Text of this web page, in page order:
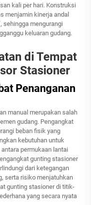
kali per hari. Konstruksi
menjamin kinerja andal
sehingga mengurangi
keluaran gudang.
di Tempat
Stasioner
Penanganan
manual merupakan salah
gudang. Pengangkat
beban fisik yang
kebutuhan untuk
permukaan lantai
gunting stasioner
dari ketegangan
serta risiko menjatuhkan
gunting stasioner di titik-
yang secara nyata